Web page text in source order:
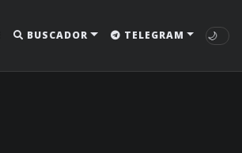
BUSCADOR TELEGRAM 🌙